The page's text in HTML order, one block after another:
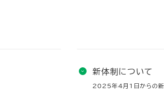
新体制について
2025年4月1日からの新